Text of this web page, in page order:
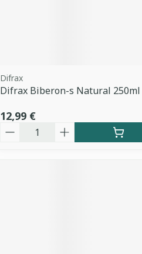
Difrax
Difrax Biberon-s Natural 250ml
12,99 €
Quantité